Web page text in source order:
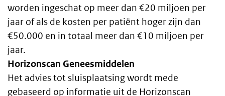
worden ingeschat op meer dan €20 miljoen per
jaar of als de kosten per patiënt hoger zijn dan
€50.000 en in totaal meer dan €10 miljoen per
jaar.
Horizonscan Geneesmiddelen
Het advies tot sluisplaatsing wordt mede
gebaseerd op informatie uit de Horizonscan